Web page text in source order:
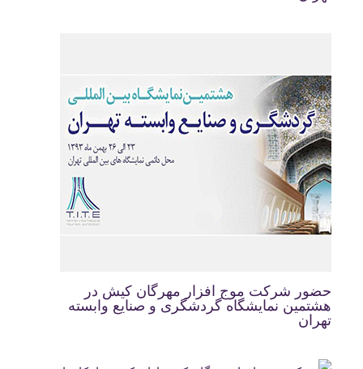
حضور شرکت موج افزار مهرگان کیش در
هشتمین نمایشگاه گردشگری و صنایع وابسته
تهران